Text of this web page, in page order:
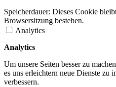
Speicherdauer: Dieses Cookie
Browsersitzung bestehen.
Analytics
Analytics
Um unsere Seiten besser zu
es uns erleichtern neue Dienste zu
verbessern.